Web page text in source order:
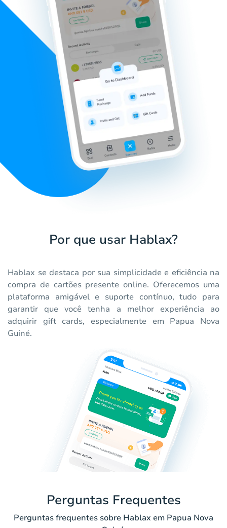
Por que usar Hablax?
Hablax se destaca por sua simplicidade e eficiência na
compra de cartões presente online. Oferecemos uma
plataforma amigável e suporte contínuo, tudo para
garantir que você tenha a melhor experiência ao
adquirir gift cards, especialmente em Papua Nova
Guiné.
Perguntas Frequentes
Perguntas frequentes sobre Hablax em Papua Nova